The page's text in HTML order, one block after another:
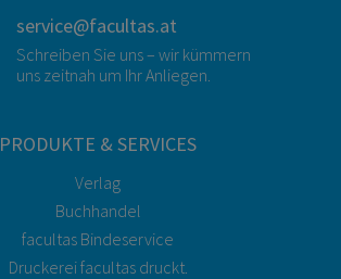
service@facultas.at
Schreiben Sie uns – wir kümmern
uns zeitnah um Ihr Anliegen.
PRODUKTE & SERVICES
Verlag
Buchhandel
facultas Bindeservice
Druckerei facultas druckt.